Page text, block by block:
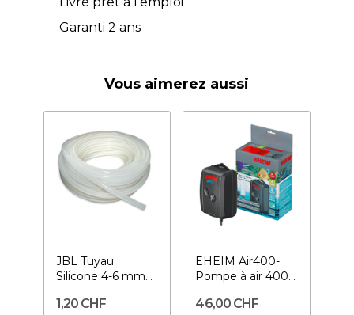
Garanti 2 ans
Vous aimerez aussi
JBL Tuyau
Silicone 4-6 mm
pour aquarium
1,20 CHF
EHEIM Air400-
Pompe à air 400
46,00 CHF